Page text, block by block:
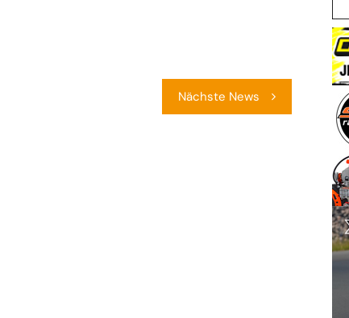
Nächste News